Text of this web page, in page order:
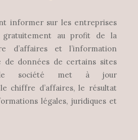
informer sur les entreprises
gratuitement au profit de la
d’affaires et l’information
de données de certains sites
de société met à jour
chiffre d’affaires, le résultat
légales, juridiques et